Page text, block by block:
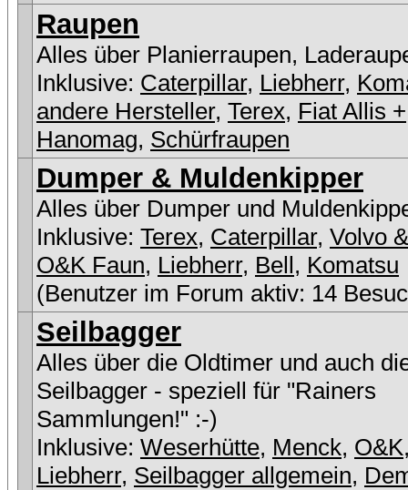
Raupen
Alles über Planierraupen,
Inklusive: Caterpillar, Liebherr,
andere Hersteller, Terex, Fiat Allis +
Hanomag, Schürfraupen
Dumper & Muldenkipper
Alles über Dumper und
Inklusive: Terex, Caterpillar, Volvo
O&K Faun, Liebherr, Bell, Komatsu
(Benutzer im Forum aktiv: 14
Seilbagger
Alles über die Oldtimer und auch
Seilbagger - speziell für "Rainers
Sammlungen!" :-)
Inklusive: Weserhütte, Menck, O&K
Liebherr, Seilbagger allgemein,